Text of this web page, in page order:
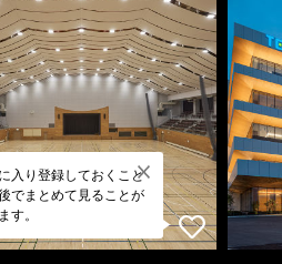
入り登録しておくこと
でまとめて見ることが
す。